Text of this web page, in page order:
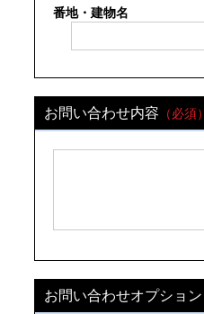
番地・建物名
お問い合わせ内容 （必須）
お問い合わせオプション